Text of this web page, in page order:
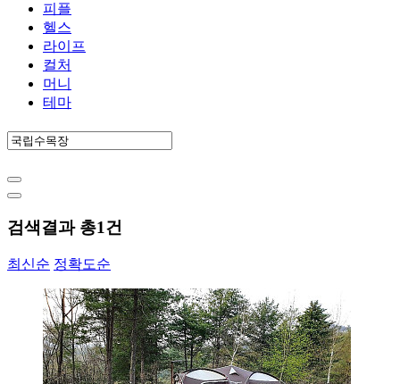
피플
헬스
라이프
컬처
머니
테마
검색결과 총1건
최신순 정확도순